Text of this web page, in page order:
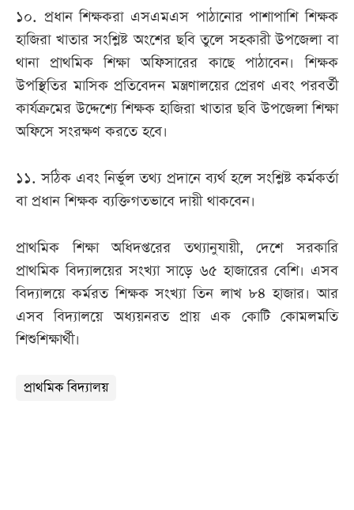
১০. প্রধান শিক্ষকরা এসএমএস পাঠানোর পাশাপাশি শিক্ষক
হাজিরা খাতার সংশ্লিষ্ট অংশের ছবি তুলে সহকারী উপজেলা বা
থানা প্রাথমিক শিক্ষা অফিসারের কাছে পাঠাবেন। শিক্ষক
উপস্থিতির মাসিক প্রতিবেদন মন্ত্রণালয়ের প্রেরণ এবং পরবর্তী
কার্যক্রমের উদ্দেশ্যে শিক্ষক হাজিরা খাতার ছবি উপজেলা শিক্ষা
অফিসে সংরক্ষণ করতে হবে।
১১. সঠিক এবং নির্ভুল তথ্য প্রদানে ব্যর্থ হলে সংশ্লিষ্ট কর্মকর্তা
বা প্রধান শিক্ষক ব্যক্তিগতভাবে দায়ী থাকবেন।
প্রাথমিক শিক্ষা অধিদপ্তরের তথ্যানুযায়ী, দেশে সরকারি
প্রাথমিক বিদ্যালয়ের সংখ্যা সাড়ে ৬৫ হাজারের বেশি। এসব
বিদ্যালয়ে কর্মরত শিক্ষক সংখ্যা তিন লাখ ৮৪ হাজার। আর
এসব বিদ্যালয়ে অধ্যয়নরত প্রায় এক কোটি কোমলমতি
শিশুশিক্ষার্থী।
প্রাথমিক বিদ্যালয়